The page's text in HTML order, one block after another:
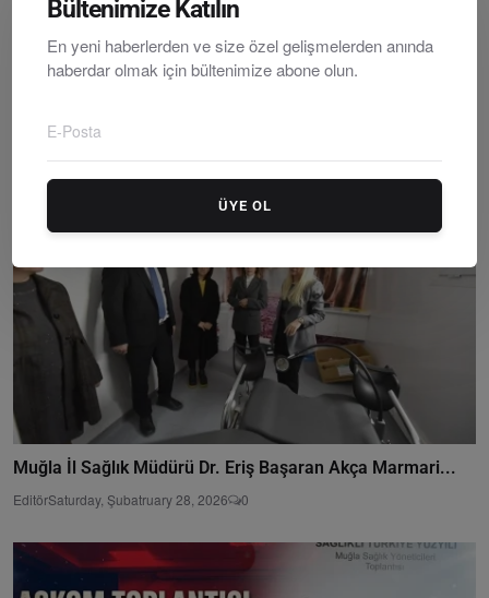
Muğla Sağlık Müdürü Dr. Eriş Başaran Akça Yatağan’da...
Muğla İl Sağlık Müdürü Dr. Eriş Başaran Akça Marmari...
EditörSaturday, Şubatruary 28, 2026 0
Bültenimize Katılın
En yeni haberlerden ve size özel gelişmelerden anında
haberdar olmak için bültenimize abone olun.
ÜYE OL